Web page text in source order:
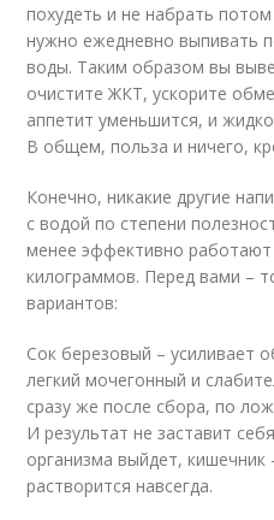
похудеть и не набрать
нужно ежедневно выпивать
воды. Таким образом вы
очистите ЖКТ, ускорите
аппетит уменьшится, и
В общем, польза и ничего,
Конечно, никакие другие
с водой по степени
менее эффективно
килограммов. Перед вами –
вариантов:
Сок березовый – усиливает
легкий мочегонный и
сразу же после сбора, по
И результат не заставит
организма выйдет,
растворится навсегда.